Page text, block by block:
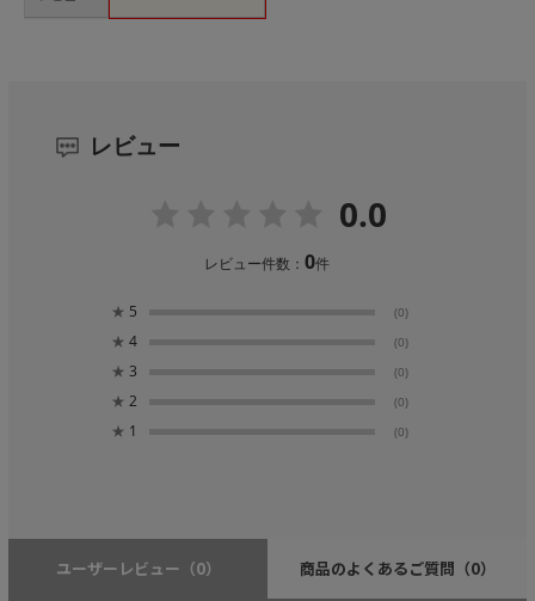
レビュー
0.0
レビュー件数：0件
★ 5 (0)
★ 4 (0)
★ 3 (0)
★ 2 (0)
★ 1 (0)
ユーザーレビュー （0） 商品のよくあるご質問 （0）